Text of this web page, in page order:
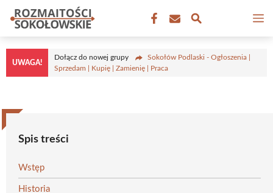
Przejdź
treści
UWAGA!
Dołącz do nowej grupy
Sokołów Podlaski - Ogłoszenia |
Sprzedam | Kupię | Zamienię | Praca
Spis treści
Wstęp
Historia